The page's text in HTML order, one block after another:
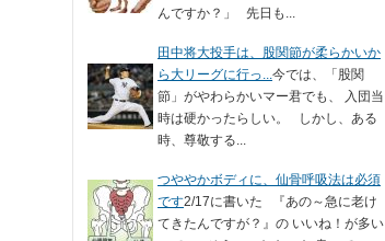
んですか？」 先日も...
田中将大投手は、股関節が柔らかいか
ら大リーグに行っ...今では、「股関
節」がやわらかいマー君でも、 入団当
時は硬かったらしい。 しかし、ある
時、尊敬する...
つややかボディに、仙骨呼吸法は必須
です2/17に書いた 『あの～急に老け
てきたんですが？』の いいね！が多い